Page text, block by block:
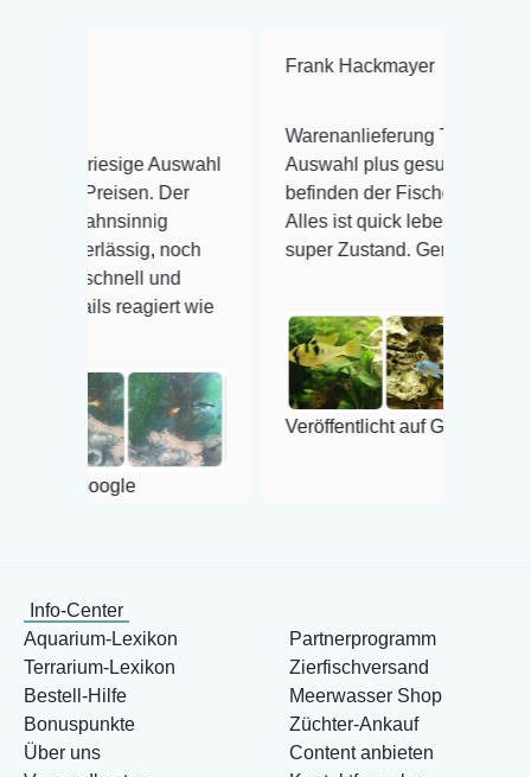
Auswahl
wie
Frank Hackmayer ★★★★
Warenanlieferung Top und die
Auswahl plus gesundheitliches
befinden der Fische einwandfrei.
Alles ist quick lebendig und im
super Zustand. Gerne wieder 😃
Veröffentlicht auf Google
Info-Center
Aquarium-Lexikon
Terrarium-Lexikon
Bestell-Hilfe
Bonuspunkte
Über uns
Partnerprogramm
Zierfischversand
Meerwasser Shop
Züchter-Ankauf
Content anbieten